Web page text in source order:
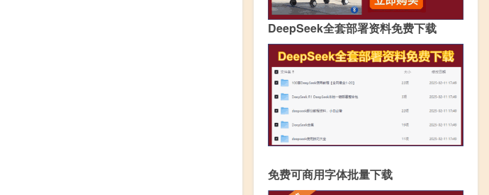
DeepSeek全套部署资料免费下载
免费可商用字体批量下载